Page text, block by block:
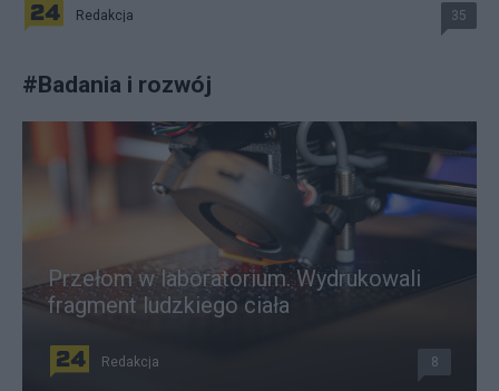
Redakcja 35
#Badania i rozwój
Przełom w laboratorium. Wydrukowali
fragment ludzkiego ciała
Redakcja 8